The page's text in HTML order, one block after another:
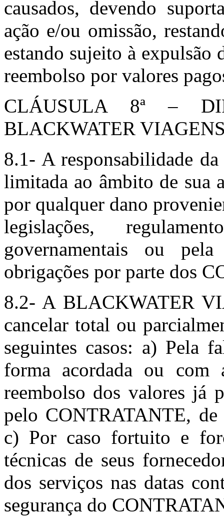
causados, devendo
ação e/ou omissão,
estando sujeito à expulsão
reembolso por valores
CLÁUSULA 8ª –
BLACKWATER
8.1- A responsabilidade
limitada ao âmbito de sua
por qualquer dano
legislações,
governamentais ou
obrigações por parte dos
8.2- A BLACKWATER
cancelar total ou
seguintes casos: a) Pela
forma acordada ou com
reembolso dos valores já
pelo CONTRATANTE, de
c) Por caso fortuito e
técnicas de seus
dos serviços nas datas
segurança do